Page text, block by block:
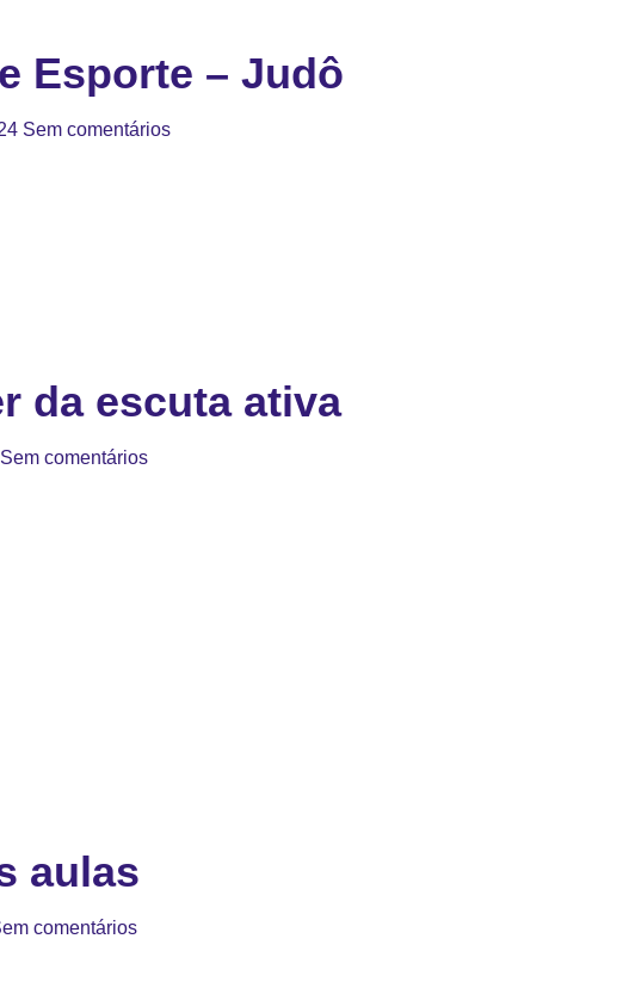
Esporte – Judô
Sem comentários
da escuta ativa
Sem comentários
aulas
comentários